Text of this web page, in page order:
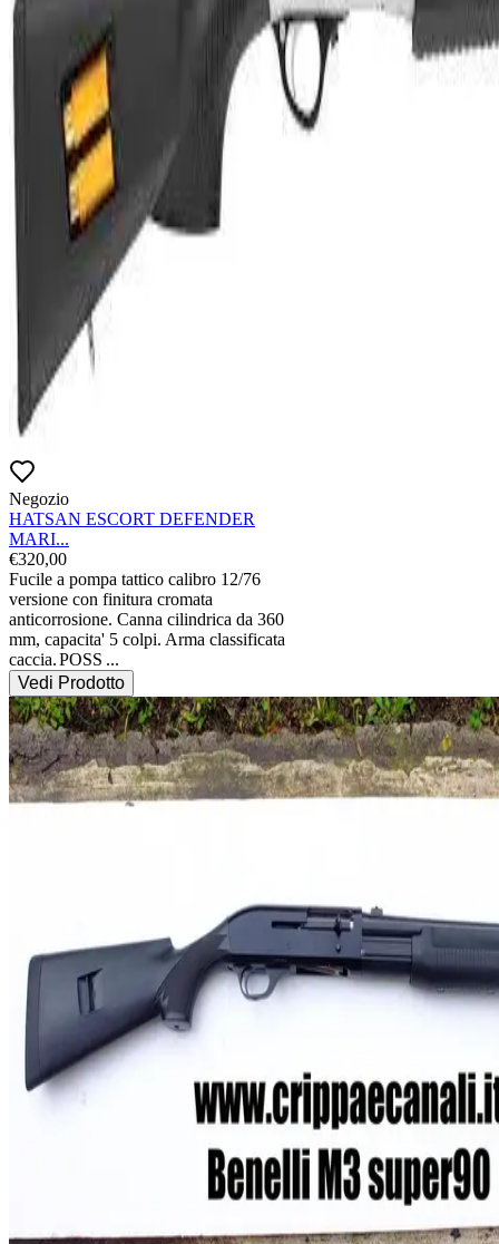
Negozio
HATSAN ESCORT DEFENDER
MARI...
€320,00
Fucile a pompa tattico calibro 12/76
versione con finitura cromata
anticorrosione. Canna cilindrica da 360
mm, capacita' 5 colpi. Arma classificata
caccia.POSS ...
Vedi Prodotto